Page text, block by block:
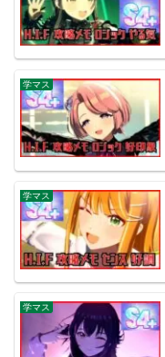
学マス
学マス
学マス